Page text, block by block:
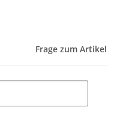
Frage zum Artikel